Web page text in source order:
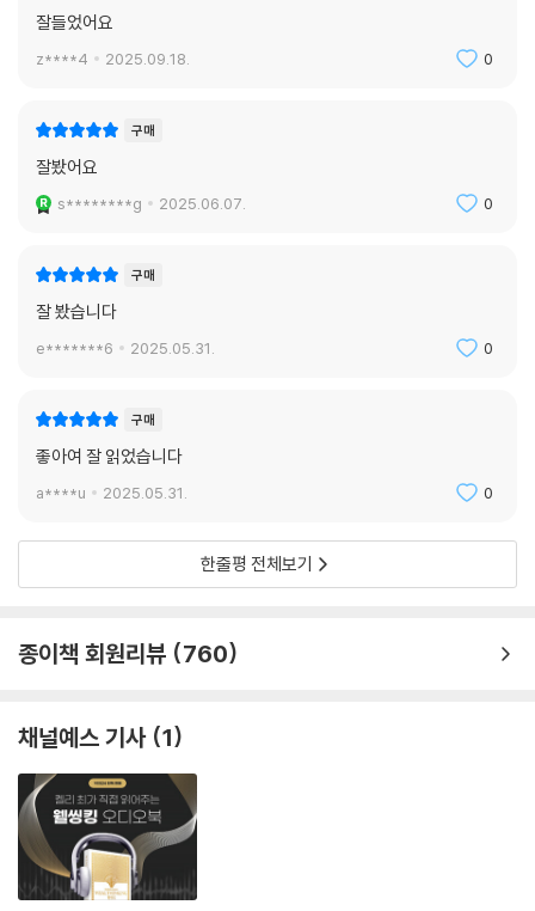
잘들었어요
z****4 2025.09.18. 0
구매
잘봤어요
s********g 2025.06.07. 0
구매
잘 봤습니다
e*******6 2025.05.31. 0
구매
좋아여 잘 읽었습니다
a****u 2025.05.31. 0
한줄평 전체보기
종이책 회원리뷰 760
채널예스 기사 1